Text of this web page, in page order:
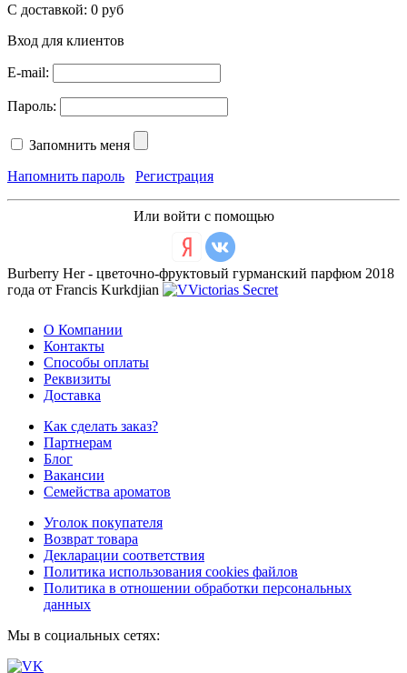
С доставкой: 0 руб
Вход для клиентов
E-mail:
Пароль:
Запомнить меня
Напомнить пароль
Регистрация
Или войти с помощью
Burberry Her - цветочно-фруктовый гурманский парфюм 2018
года от Francis Kurkdjian
О Компании
Контакты
Способы оплаты
Реквизиты
Доставка
Как сделать заказ?
Партнерам
Блог
Вакансии
Семейства ароматов
Уголок покупателя
Возврат товара
Декларации соответствия
Политика использования cookies файлов
Политика в отношении обработки персональных
данных
Мы в социальных сетях: